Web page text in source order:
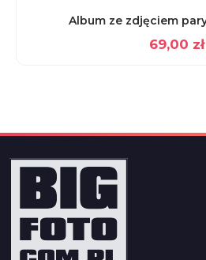
Album ze zdjęciem pary
69,00 zł